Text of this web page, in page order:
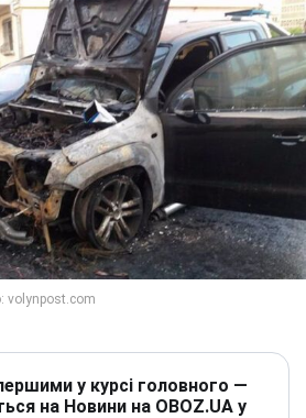
у курсі головного —
на Новини на OBOZ.UA у